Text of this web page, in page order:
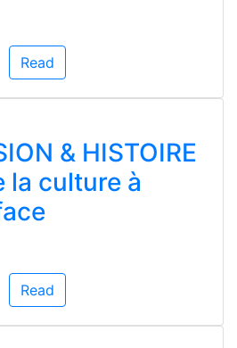
Read
& HISTOIRE
la culture à
Read